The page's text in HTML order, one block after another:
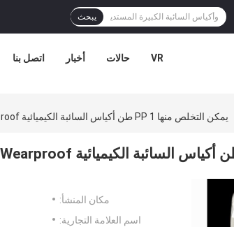
يبحث
اتصل بنا أخبار حالات VR
يمكن التخلص منها PP 1 طن أكياس السائبة الكيميائية Wearproof قابلة للطي
مكان المنشأ:
اسم العلامة التجارية: